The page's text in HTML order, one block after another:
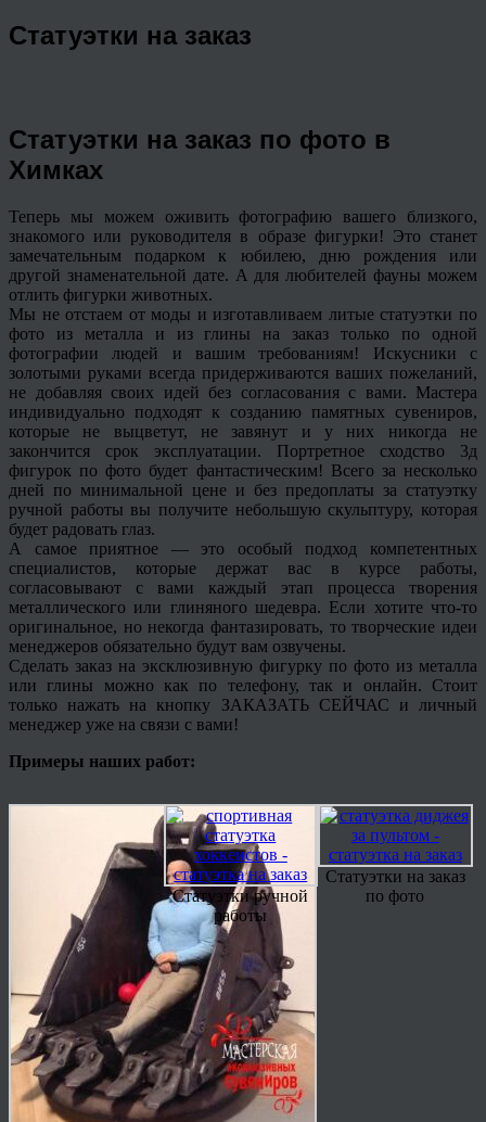
Статуэтки на заказ
Статуэтки на заказ по фото в
Химках
Теперь мы можем оживить фотографию вашего близкого,
знакомого или руководителя в образе фигурки! Это станет
замечательным подарком к юбилею, дню рождения или
другой знаменательной дате. А для любителей фауны можем
отлить фигурки животных.
Мы не отстаем от моды и изготавливаем литые статуэтки по
фото из металла и из глины на заказ только по одной
фотографии людей и вашим требованиям! Искусники с
золотыми руками всегда придерживаются ваших пожеланий,
не добавляя своих идей без согласования с вами. Мастера
индивидуально подходят к созданию памятных сувениров,
которые не выцветут, не завянут и у них никогда не
закончится срок эксплуатации. Портретное сходство 3д
фигурок по фото будет фантастическим! Всего за несколько
дней по минимальной цене и без предоплаты за статуэтку
ручной работы вы получите небольшую скульптуру, которая
будет радовать глаз.
А самое приятное — это особый подход компетентных
специалистов, которые держат вас в курсе работы,
согласовывают с вами каждый этап процесса творения
металлического или глиняного шедевра. Если хотите что-то
оригинальное, но некогда фантазировать, то творческие идеи
менеджеров обязательно будут вам озвучены.
Сделать заказ на эксклюзивную фигурку по фото из металла
или глины можно как по телефону, так и онлайн. Стоит
только нажать на кнопку ЗАКАЗАТЬ СЕЙЧАС и личный
менеджер уже на связи с вами!
Примеры наших работ:
Статуэтки ручной
работы
Статуэтки на заказ
по фото